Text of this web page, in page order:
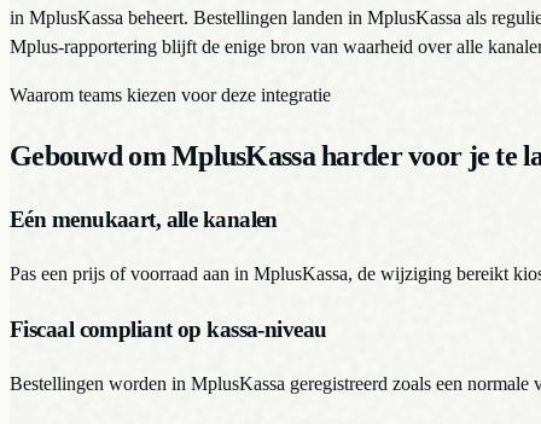
in MplusKassa beheert. Bestellingen landen in MplusKassa als
Mplus-rapportering blijft de enige bron van waarheid over alle
Waarom teams kiezen voor deze integratie
Gebouwd om MplusKassa harder voor je te
Eén menukaart, alle kanalen
Pas een prijs of voorraad aan in MplusKassa, de wijziging bereikt
Fiscaal compliant op kassa-niveau
Bestellingen worden in MplusKassa geregistreerd zoals een